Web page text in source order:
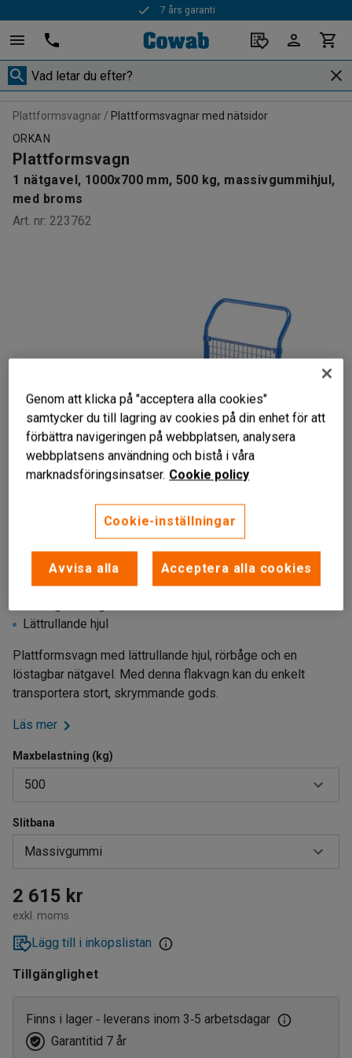
7 års garanti
Plattformsvagnar
Plattformsvagnar med nätsidor
ORKAN
Plattformsvagn
1 nätgavel, 1000x700 mm, 500 kg, massivgummihjul,
med broms
Art. nr: 223762
Stryktålig konstruktion
Lättrullande hjul
Plattformsvagn med lättrullande hjul, rörbåge och en
löstagbar nätgavel. Med denna flakvagn kan du enkelt
transportera stort, skrymmande gods.
Läs mer
Maxbelastning (kg)
500
500
1000
Slitbana
Massivgummi
Elastiskt gummi
Massivgummi
2 615 kr
exkl. moms
Lägg till i inköpslistan
Tillgänglighet
Finns i lager ‑ leverans inom 3‑5 arbetsdagar
Garantitid 7 år
Genom att klicka på "acceptera alla cookies"
samtycker du till lagring av cookies på din enhet för att
förbättra navigeringen på webbplatsen, analysera
webbplatsens användning och bistå i våra
marknadsföringsinsatser. Cookie policy
Cookie-inställningar
Avvisa alla Acceptera alla cookies